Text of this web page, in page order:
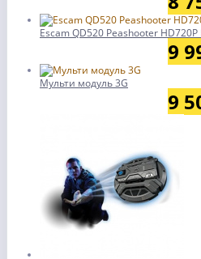
Escam QD520 Peashooter HD720P
9
Мульти модуль 3G
9